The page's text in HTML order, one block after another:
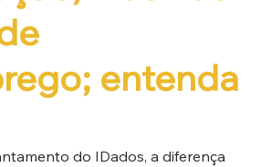
entenda
do IDados, a diferença